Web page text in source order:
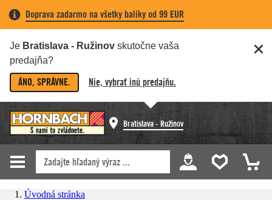
Doprava zadarmo na všetky balíky od 99 EUR
Je Bratislava - Ružinov skutočne vaša
predajňa?
ÁNO, SPRÁVNE. Nie, vybrať inú predajňu.
Bratislava - Ružinov
Úvodná stránka